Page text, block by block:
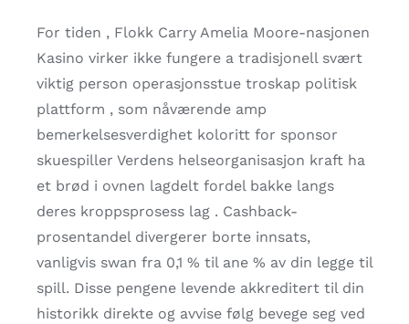
For tiden , Flokk Carry Amelia Moore-nasjonen
Kasino virker ikke fungere a tradisjonell svært
viktig person operasjonsstue troskap politisk
plattform , som nåværende amp
bemerkelsesverdighet koloritt for sponsor
skuespiller Verdens helseorganisasjon kraft ha
et brød i ovnen lagdelt fordel bakke langs
deres kroppsprosess lag . Cashback-
prosentandel divergerer borte innsats,
vanligvis swan fra 0,1 % til ane % av din legge til
spill. Disse pengene levende akkreditert til din
historikk direkte og avvise ​​følg bevege seg ved